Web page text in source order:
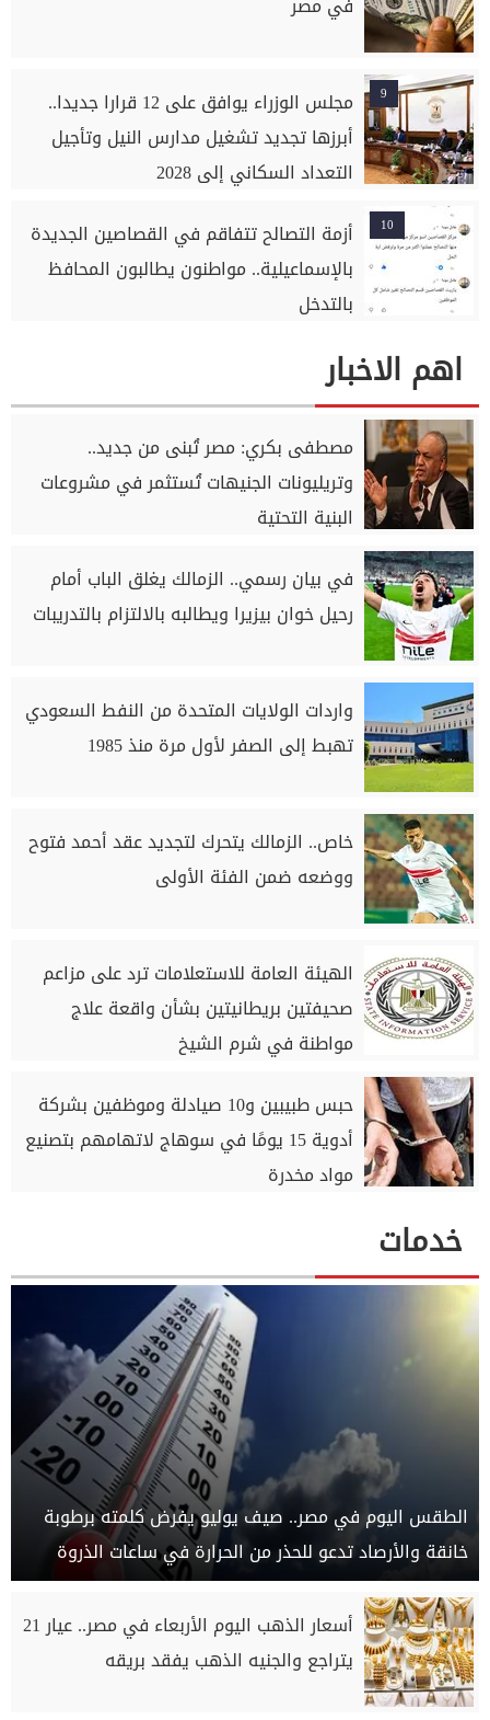
9
مجلس الوزراء يوافق على 12 قرارا جديدا..
أبرزها تجديد تشغيل مدارس النيل وتأجيل
التعداد السكاني إلى 2028
10
أزمة التصالح تتفاقم في القصاصين الجديدة
بالإسماعيلية.. مواطنون يطالبون المحافظ
بالتدخل
اهم الاخبار
مصطفى بكري: مصر تُبنى من جديد..
وتريليونات الجنيهات تُستثمر في مشروعات
البنية التحتية
في بيان رسمي.. الزمالك يغلق الباب أمام
رحيل خوان بيزيرا ويطالبه بالالتزام بالتدريبات
واردات الولايات المتحدة من النفط السعودي
تهبط إلى الصفر لأول مرة منذ 1985
خاص.. الزمالك يتحرك لتجديد عقد أحمد فتوح
ووضعه ضمن الفئة الأولى
الهيئة العامة للاستعلامات ترد على مزاعم
صحيفتين بريطانيتين بشأن واقعة علاج
مواطنة في شرم الشيخ
حبس طبيبين و10 صيادلة وموظفين بشركة
أدوية 15 يومًا في سوهاج لاتهامهم بتصنيع
مواد مخدرة
خدمات
الطقس اليوم في مصر.. صيف يوليو يفرض كلمته برطوبة
خانقة والأرصاد تدعو للحذر من الحرارة في ساعات الذروة
أسعار الذهب اليوم الأربعاء في مصر.. عيار 21
يتراجع والجنيه الذهب يفقد بريقه